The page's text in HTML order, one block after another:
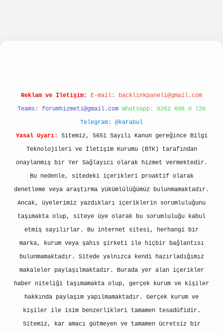
Reklam ve İletişim: E-mail: backlinkpaneli@gmail.com
Teams: forumhizmeti@gmail.com Whatsapp: 0262 606 0 726
Telegram: @karabul
Yasal Uyarı:
Sitemiz, 5651 Sayılı Kanun gereğince Bilgi
Teknolojileri ve İletişim Kurumu (BTK) tarafından
onaylanmış bir Yer Sağlayıcı olarak hizmet vermektedir.
Bu nedenle, sitedeki içerikleri proaktif olarak
denetleme veya araştırma yükümlülüğümüz bulunmamaktadır.
Ancak, üyelerimiz yazdıkları içeriklerin sorumluluğunu
taşımakta olup, siteye üye olarak bu sorumluluğu kabul
etmiş sayılırlar. Bu internet sitesi, herhangi bir
marka, kurum veya şahıs şirketi ile hiçbir bağlantısı
bulunmamaktadır. Sitede yalnızca kendi hazırladığımız
makaleler paylaşılmaktadır. Burada yer alan içerikler
haber niteliği taşımamakta olup, gerçek kurum ve kişiler
hakkında paylaşım yapılmamaktadır. Gerçek kurum ve
kişiler ile isim benzerlikleri tamamen tesadüfidir.
Sitemiz, kar amacı gütmeyen ve tamamen ücretsiz bir